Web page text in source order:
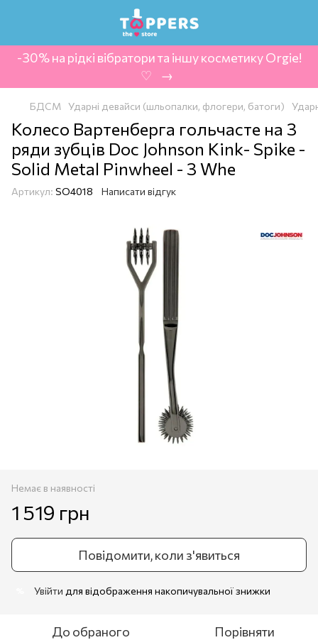
-30% на рідкі вібратори та іншу косметику Orgie!
‍ ♡ ‍ → ‍
БДСМ Ударні девайси (шльопалки, флогери, батоги)
Колесо Вартенберга гольчасте на 3
ряди зубців Doc Johnson Kink- Spike -
Solid Metal Pinwheel - 3 Whe
Артикул: SO4018 Написати відгук
Немає в наявності
1 519 грн
Повідомити, коли з'явиться
Увійти для відображення накопичувальної знижки
До обраного Порівняти